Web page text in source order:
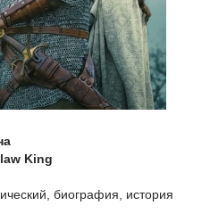
King
биография, история